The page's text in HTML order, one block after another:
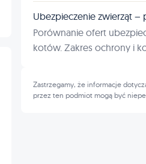
Ubezpieczenie zwierząt –
Porównanie ofert
kotów. Zakres ochrony i
Zastrzegamy, że informacje
przez ten podmiot mogą być